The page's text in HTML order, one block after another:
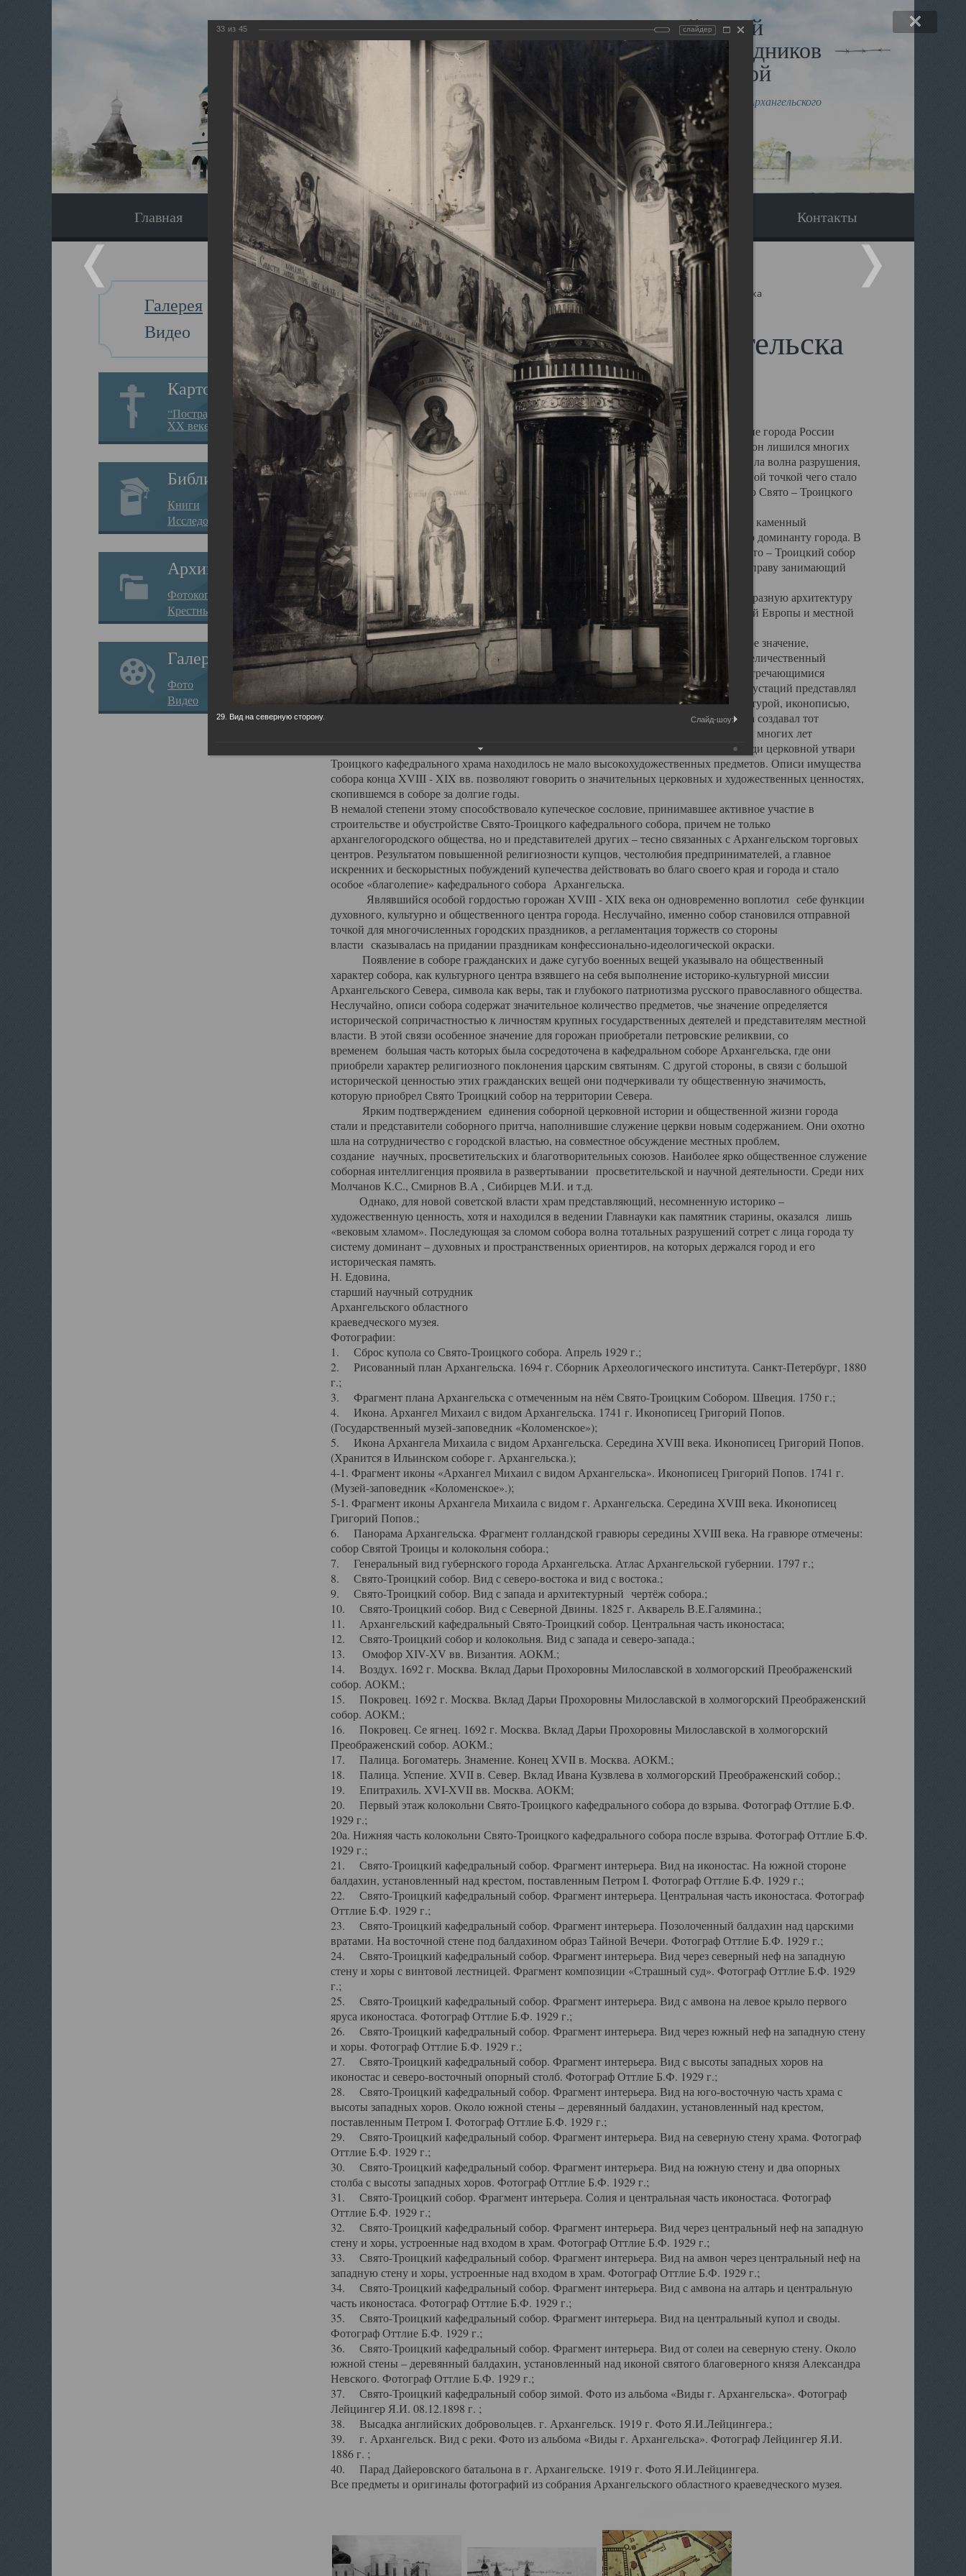
Виртуальный музей
Новомучеников и исповедников
Земли Архангельской
Сайт создан по благословлению митрополита Архангельского
и Холмогорского Даниила
Главная Экскурсия Наследники Галерея Вопрос-ответ Контакты
Галерея
Видео
Картотека
“Пострадавшие за веру в
XX веке на Севере”
Библиотека
Книги
Исследования
Архив
Фотокопии дел
Крестные ходы
Галерея
Фото
Видео
Главная Галерея Храмы-мученики Архангельска Свято-Троицкий собор Архангельска
Свято-Троицкий собор Архангельска
Свято-Троицкий собор Архангельска
23.12.2015
Сегодня мы можем говорить, что Архангельск в большей мере, чем другие губернские города России
пострадал от целенаправленных систематических разрушений, в результате которых он лишился многих
выдающихся памятников архитектуры. Больше всего по старому Архангельску ударила волна разрушения,
вызванная борьбой с религией, набравшая особую силу в конце 20 –х годов. Отправной точкой чего стало
разрушение православного центра архангельской губернии - ансамбля кафедрального Свято – Троицкого
собора Архангельска.
Возникнув в начале XVIII века в центре Архангельска, величественный каменный
двухэтажный Троицкий собор, сразу превратился в зрительную и градостроительную доминанту города. В
XVIII веке по масштабам ему не было равных на Севере. Вплоть до разрушения Свято – Троицкий собор
оставался самым высоким и значительным из городских строений Архангельска, по праву занимающий
второе место, после гостиных дворов, в градостроительной картине Архангельска.
Один из самых больших и светлых соборов России воплотил в себе яркую и своеобразную архитектуру
портового города с отраженными в ней архитектурными течениями России, Западной Европы и местной
архангелогородской школы церковного зодчества.
Масштабность, благолепие и богатство собора, вполне оправдывали его кафедральное значение,
заслуженно выделяя из многочисленных культовых построек города. Обширный и величественный
иконостас украшенный колоннами ионического стиля, с единственными нигде не встречающимися
царскими вратами, изящным фронтоном и множеством резных, символических инкрустаций представлял
собой поистине художественную ценность. В совокупности же с живописью, скульптурой, иконописью,
шитьем, многочисленными предметами церковной утвари интерьер Троицкого храма создавал тот
неповторимый красочный ансамбль декоративного убранства собора, на протяжении многих лет
поражающий воображение своих посетителей. В соборной ризнице, библиотеке, среди церковной утвари
Троицкого кафедрального храма находилось не мало высокохудожественных предметов. Описи имущества
собора конца XVIII - XIX вв. позволяют говорить о значительных церковных и художественных ценностях,
скопившемся в соборе за долгие годы.
В немалой степени этому способствовало купеческое сословие, принимавшее активное участие в
строительстве и обустройстве Свято-Троицкого кафедрального собора, причем не только
архангелогородского общества, но и представителей других – тесно связанных с Архангельском торговых
центров. Результатом повышенной религиозности купцов, честолюбия предпринимателей, а главное
искренних и бескорыстных побуждений купечества действовать во благо своего края и города и стало
особое «благолепие» кафедрального собора Архангельска.
Являвшийся особой гордостью горожан XVIII - XIX века он одновременно воплотил себе функции
духовного, культурно и общественного центра города. Неслучайно, именно собор становился отправной
точкой для многочисленных городских праздников, а регламентация торжеств со стороны
власти сказывалась на придании праздникам конфессионально-идеологической окраски.
Появление в соборе гражданских и даже сугубо военных вещей указывало на общественный
характер собора, как культурного центра взявшего на себя выполнение историко-культурной миссии
Архангельского Севера, символа как веры, так и глубокого патриотизма русского православного общества.
Неслучайно, описи собора содержат значительное количество предметов, чье значение определяется
исторической сопричастностью к личностям крупных государственных деятелей и представителям местной
власти. В этой связи особенное значение для горожан приобретали петровские реликвии, со
временем большая часть которых была сосредоточена в кафедральном соборе Архангельска, где они
приобрели характер религиозного поклонения царским святыням. С другой стороны, в связи с большой
исторической ценностью этих гражданских вещей они подчеркивали ту общественную значимость,
которую приобрел Свято Троицкий собор на территории Севера.
Ярким подтверждением единения соборной церковной истории и общественной жизни города
стали и представители соборного притча, наполнившие служение церкви новым содержанием. Они охотно
шла на сотрудничество с городской властью, на совместное обсуждение местных проблем,
создание научных, просветительских и благотворительных союзов. Наиболее ярко общественное служение
соборная интеллигенция проявила в развертывании просветительской и научной деятельности. Среди них
Молчанов К.С., Смирнов В.А , Сибирцев М.И. и т.д.
Однако, для новой советской власти храм представляющий, несомненную историко –
художественную ценность, хотя и находился в ведении Главнауки как памятник старины, оказался лишь
«вековым хламом». Последующая за сломом собора волна тотальных разрушений сотрет с лица города ту
систему доминант – духовных и пространственных ориентиров, на которых держался город и его
историческая память.
Н. Едовина,
старший научный сотрудник
Архангельского областного
краеведческого музея.
Фотографии:
1. Сброс купола со Свято-Троицкого собора. Апрель 1929 г.;
2. Рисованный план Архангельска. 1694 г. Сборник Археологического института. Санкт-Петербург, 1880
г.;
3. Фрагмент плана Архангельска с отмеченным на нём Свято-Троицким Собором. Швеция. 1750 г.;
4. Икона. Архангел Михаил с видом Архангельска. 1741 г. Иконописец Григорий Попов.
(Государственный музей-заповедник «Коломенское»);
5. Икона Архангела Михаила с видом Архангельска. Середина XVIII века. Иконописец Григорий Попов.
(Хранится в Ильинском соборе г. Архангельска.);
4-1. Фрагмент иконы «Архангел Михаил с видом Архангельска». Иконописец Григорий Попов. 1741 г.
(Музей-заповедник «Коломенское».);
5-1. Фрагмент иконы Архангела Михаила с видом г. Архангельска. Середина XVIII века. Иконописец
Григорий Попов.;
6. Панорама Архангельска. Фрагмент голландской гравюры середины XVIII века. На гравюре отмечены:
собор Святой Троицы и колокольня собора.;
7. Генеральный вид губернского города Архангельска. Атлас Архангельской губернии. 1797 г.;
8. Свято-Троицкий собор. Вид с северо-востока и вид с востока.;
9. Свято-Троицкий собор. Вид с запада и архитектурный чертёж собора.;
10. Свято-Троицкий собор. Вид с Северной Двины. 1825 г. Акварель В.Е.Галямина.;
11. Архангельский кафедральный Свято-Троицкий собор. Центральная часть иконостаса;
12. Свято-Троицкий собор и колокольня. Вид с запада и северо-запада.;
13. Омофор XIV-XV вв. Византия. АОКМ.;
14. Воздух. 1692 г. Москва. Вклад Дарьи Прохоровны Милославской в холмогорский Преображенский
собор. АОКМ.;
15. Покровец. 1692 г. Москва. Вклад Дарьи Прохоровны Милославской в холмогорский Преображенский
собор. АОКМ.;
16. Покровец. Се ягнец. 1692 г. Москва. Вклад Дарьи Прохоровны Милославской в холмогорский
Преображенский собор. АОКМ.;
17. Палица. Богоматерь. Знамение. Конец XVII в. Москва. АОКМ.;
18. Палица. Успение. XVII в. Север. Вклад Ивана Кузвлева в холмогорский Преображенский собор.;
19. Епитрахиль. XVI-XVII вв. Москва. АОКМ;
20. Первый этаж колокольни Свято-Троицкого кафедрального собора до взрыва. Фотограф Оттлие Б.Ф.
1929 г.;
20а. Нижняя часть колокольни Свято-Троицкого кафедрального собора после взрыва. Фотограф Оттлие Б.Ф.
1929 г.;
21. Свято-Троицкий кафедральный собор. Фрагмент интерьера. Вид на иконостас. На южной стороне
балдахин, установленный над крестом, поставленным Петром I. Фотограф Оттлие Б.Ф. 1929 г.;
22. Свято-Троицкий кафедральный собор. Фрагмент интерьера. Центральная часть иконостаса. Фотограф
Оттлие Б.Ф. 1929 г.;
23. Свято-Троицкий кафедральный собор. Фрагмент интерьера. Позолоченный балдахин над царскими
вратами. На восточной стене под балдахином образ Тайной Вечери. Фотограф Оттлие Б.Ф. 1929 г.;
24. Свято-Троицкий кафедральный собор. Фрагмент интерьера. Вид через северный неф на западную
стену и хоры с винтовой лестницей. Фрагмент композиции «Страшный суд». Фотограф Оттлие Б.Ф. 1929
г.;
25. Свято-Троицкий кафедральный собор. Фрагмент интерьера. Вид с амвона на левое крыло первого
яруса иконостаса. Фотограф Оттлие Б.Ф. 1929 г.;
26. Свято-Троицкий кафедральный собор. Фрагмент интерьера. Вид через южный неф на западную стену
и хоры. Фотограф Оттлие Б.Ф. 1929 г.;
27. Свято-Троицкий кафедральный собор. Фрагмент интерьера. Вид с высоты западных хоров на
иконостас и северо-восточный опорный столб. Фотограф Оттлие Б.Ф. 1929 г.;
28. Свято-Троицкий кафедральный собор. Фрагмент интерьера. Вид на юго-восточную часть храма с
высоты западных хоров. Около южной стены – деревянный балдахин, установленный над крестом,
поставленным Петром I. Фотограф Оттлие Б.Ф. 1929 г.;
29. Свято-Троицкий кафедральный собор. Фрагмент интерьера. Вид на северную стену храма. Фотограф
Оттлие Б.Ф. 1929 г.;
30. Свято-Троицкий кафедральный собор. Фрагмент интерьера. Вид на южную стену и два опорных
столба с высоты западных хоров. Фотограф Оттлие Б.Ф. 1929 г.;
31. Свято-Троицкий собор. Фрагмент интерьера. Солия и центральная часть иконостаса. Фотограф
Оттлие Б.Ф. 1929 г.;
32. Свято-Троицкий кафедральный собор. Фрагмент интерьера. Вид через центральный неф на западную
стену и хоры, устроенные над входом в храм. Фотограф Оттлие Б.Ф. 1929 г.;
33. Свято-Троицкий кафедральный собор. Фрагмент интерьера. Вид на амвон через центральный неф на
западную стену и хоры, устроенные над входом в храм. Фотограф Оттлие Б.Ф. 1929 г.;
34. Свято-Троицкий кафедральный собор. Фрагмент интерьера. Вид с амвона на алтарь и центральную
часть иконостаса. Фотограф Оттлие Б.Ф. 1929 г.;
35. Свято-Троицкий кафедральный собор. Фрагмент интерьера. Вид на центральный купол и своды.
Фотограф Оттлие Б.Ф. 1929 г.;
36. Свято-Троицкий кафедральный собор. Фрагмент интерьера. Вид от солеи на северную стену. Около
южной стены – деревянный балдахин, установленный над иконой святого благоверного князя Александра
Невского. Фотограф Оттлие Б.Ф. 1929 г.;
37. Свято-Троицкий кафедральный собор зимой. Фото из альбома «Виды г. Архангельска». Фотограф
Лейцингер Я.И. 08.12.1898 г. ;
38. Высадка английских добровольцев. г. Архангельск. 1919 г. Фото Я.И.Лейцингера.;
39. г. Архангельск. Вид с реки. Фото из альбома «Виды г. Архангельска». Фотограф Лейцингер Я.И.
1886 г. ;
40. Парад Дайеровского батальона в г. Архангельске. 1919 г. Фото Я.И.Лейцингера.
Все предметы и оригиналы фотографий из собрания Архангельского областного краеведческого музея.
33 из 45 слайдер
29. Вид на северную сторону. Слайд-шоу: